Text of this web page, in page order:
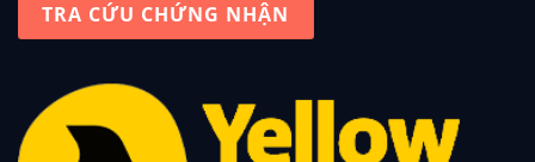
TRA CỨU CHỨNG NHẬN